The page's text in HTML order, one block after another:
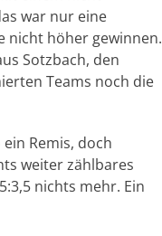
war nur eine
nicht höher gewinnen.
Sotzbach, den
Teams noch die
Remis, doch
weiter zählbares
nichts mehr. Ein